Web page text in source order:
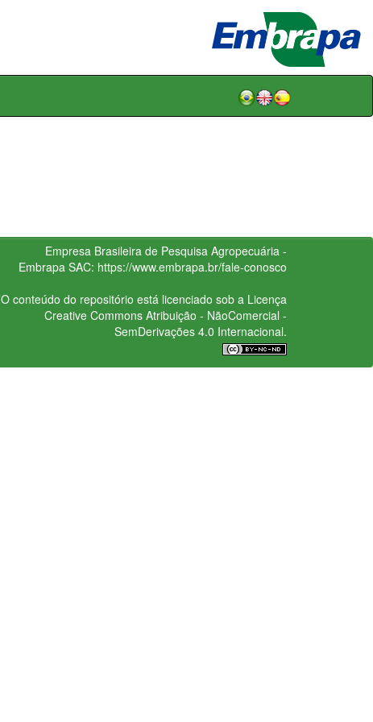
Empresa Brasileira de Pesquisa Agropecuária -
Embrapa SAC: https://www.embrapa.br/fale-conosco
O conteúdo do repositório está licenciado sob a Licença
Creative CommonsAtribuição - NãoComercial -
SemDerivações 4.0 Internacional.